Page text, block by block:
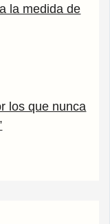
la medida de
los que nunca